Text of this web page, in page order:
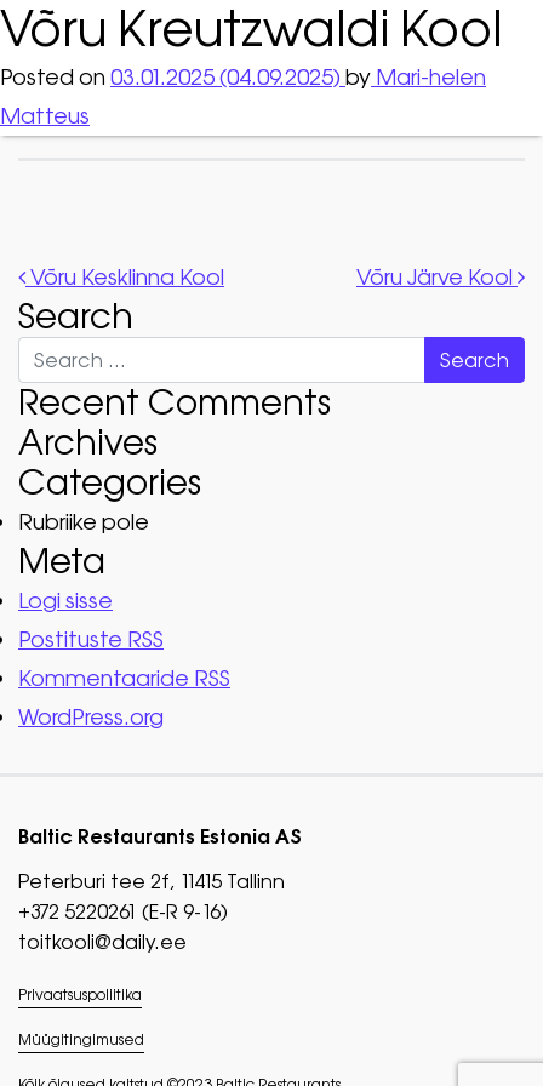
Võru Kreutzwaldi Kool
Posted on 03.01.2025(04.09.2025) by Mari-helen
Matteus
Post navigation
Võru Kesklinna Kool Võru Järve Kool
Search
Search
Recent Comments
Archives
Categories
Rubriike pole
Meta
Logi sisse
Postituste RSS
Kommentaaride RSS
WordPress.org
Baltic Restaurants Estonia AS
Peterburi tee 2f, 11415 Tallinn
+372 5220261 (E-R 9-16)
toitkooli@daily.ee
Privaatsuspoliitika
Müügitingimused